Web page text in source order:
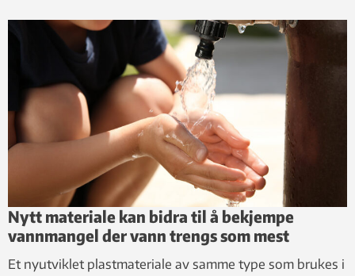
Nytt materiale kan bidra til å bekjempe
vannmangel der vann trengs som mest
Et nyutviklet plastmateriale av samme type som brukes i